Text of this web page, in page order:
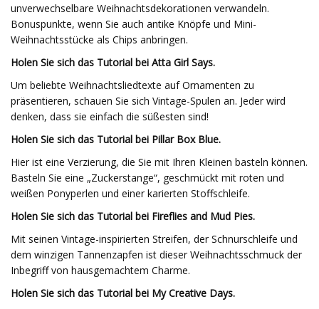
unverwechselbare Weihnachtsdekorationen verwandeln.
Bonuspunkte, wenn Sie auch antike Knöpfe und Mini-
Weihnachtsstücke als Chips anbringen.
Holen Sie sich das Tutorial bei Atta Girl Says.
Um beliebte Weihnachtsliedtexte auf Ornamenten zu
präsentieren, schauen Sie sich Vintage-Spulen an. Jeder wird
denken, dass sie einfach die süßesten sind!
Holen Sie sich das Tutorial bei Pillar Box Blue.
Hier ist eine Verzierung, die Sie mit Ihren Kleinen basteln können.
Basteln Sie eine „Zuckerstange“, geschmückt mit roten und
weißen Ponyperlen und einer karierten Stoffschleife.
Holen Sie sich das Tutorial bei Fireflies and Mud Pies.
Mit seinen Vintage-inspirierten Streifen, der Schnurschleife und
dem winzigen Tannenzapfen ist dieser Weihnachtsschmuck der
Inbegriff von hausgemachtem Charme.
Holen Sie sich das Tutorial bei My Creative Days.